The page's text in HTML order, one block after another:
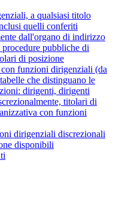
a qualsiasi titolo
quelli conferiti
dall'organo di indirizzo
pubbliche di
di posizione
funzioni dirigenziali (da
che distinguano le
dirigenti, dirigenti
titolari di
con funzioni
dirigenziali discrezionali
disponibili